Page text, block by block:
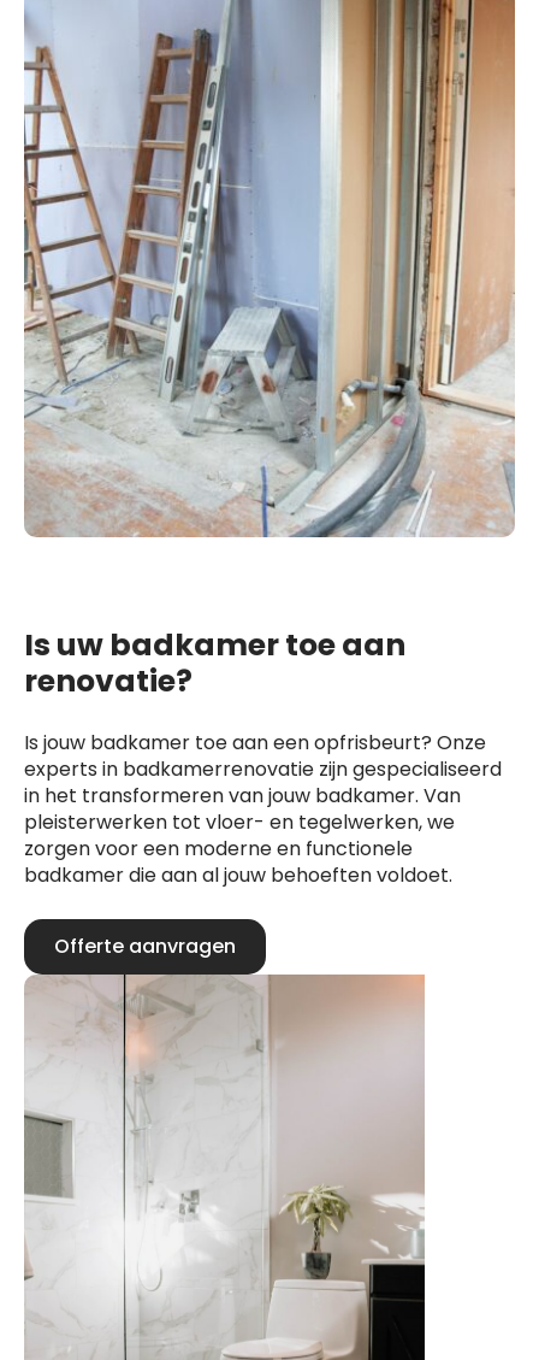
Is uw badkamer toe aan
renovatie?
Is jouw badkamer toe aan een opfrisbeurt? Onze
experts in badkamerrenovatie zijn gespecialiseerd
in het transformeren van jouw badkamer. Van
pleisterwerken tot vloer- en tegelwerken, we
zorgen voor een moderne en functionele
badkamer die aan al jouw behoeften voldoet.
Offerte aanvragen